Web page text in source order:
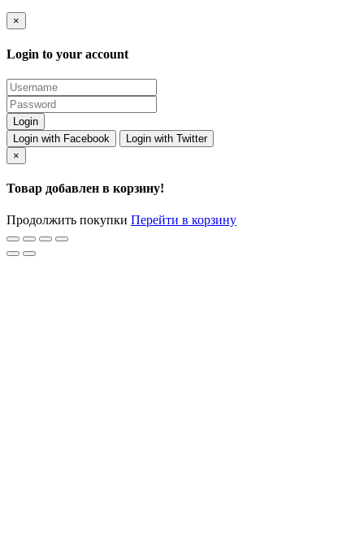
×
Login to your account
Login with Facebook
Login with Twitter
×
Товар добавлен в корзину!
Продолжить покупки Перейти в корзину